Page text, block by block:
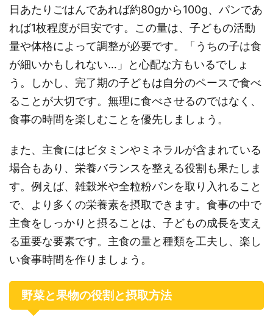
日あたりごはんであれば約80gから100g、パンであ
れば1枚程度が目安です。この量は、子どもの活動
量や体格によって調整が必要です。「うちの子は食
が細いかもしれない…」と心配な方もいるでしょ
う。しかし、完了期の子どもは自分のペースで食べ
ることが大切です。無理に食べさせるのではなく、
食事の時間を楽しむことを優先しましょう。
また、主食にはビタミンやミネラルが含まれている
場合もあり、栄養バランスを整える役割も果たしま
す。例えば、雑穀米や全粒粉パンを取り入れること
で、より多くの栄養素を摂取できます。食事の中で
主食をしっかりと摂ることは、子どもの成長を支え
る重要な要素です。主食の量と種類を工夫し、楽し
い食事時間を作りましょう。
野菜と果物の役割と摂取方法